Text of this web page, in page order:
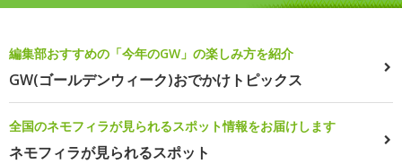
編集部おすすめの「今年のGW」の楽しみ方を紹介
GW(ゴールデンウィーク)おでかけトピックス
全国のネモフィラが見られるスポット情報をお届けします
ネモフィラが見られるスポット